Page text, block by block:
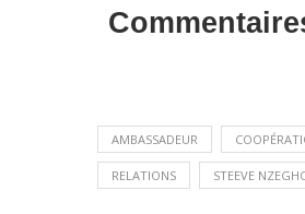
AMBASSADEUR
RELATIONS STEEVE